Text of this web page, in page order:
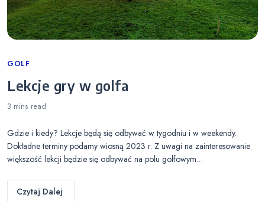
Categories
GOLF
Lekcje gry w golfa
3 mins read
Gdzie i kiedy? Lekcje będą się odbywać w tygodniu i w weekendy.
Dokładne terminy podamy wiosną 2023 r. Z uwagi na zainteresowanie
większość lekcji będzie się odbywać na polu golfowym…
Czytaj Dalej